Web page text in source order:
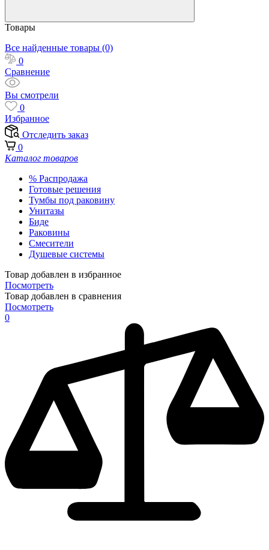
Товары
Все найденные товары (0)
0
Сравнение
Вы смотрели
0
Избранное
Отследить заказ
0
Каталог товаров
% Распродажа
Готовые решения
Тумбы под раковину
Унитазы
Биде
Раковины
Смесители
Душевые системы
Товар добавлен в избранное
Посмотреть
Товар добавлен в сравнения
Посмотреть
0